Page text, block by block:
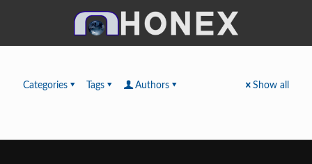
Categories Tags Authors Show all